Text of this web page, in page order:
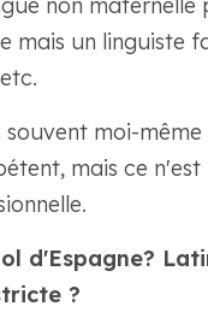
mais un linguiste
moi-même
mais ce n'est
d'Espagne?
?